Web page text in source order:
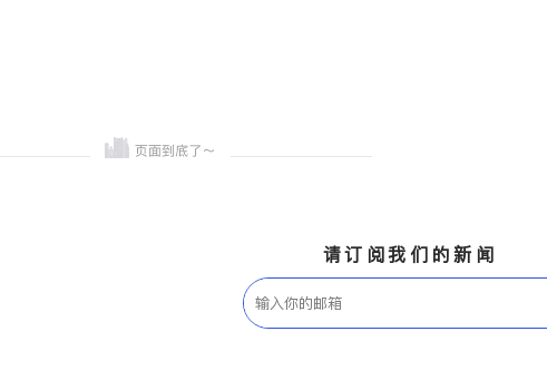
请订阅我们的新闻